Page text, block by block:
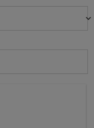
keyboard_arrow_down